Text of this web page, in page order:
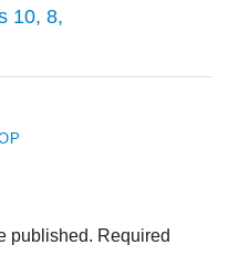
10, 8,
published. Required